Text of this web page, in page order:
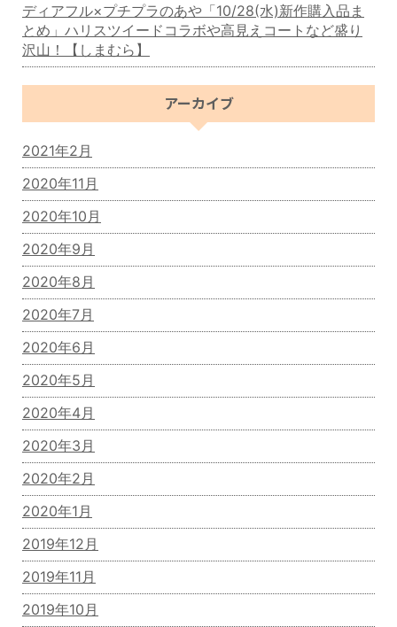
ディアフル×プチプラのあや「10/28(水)新作購入品ま
とめ」ハリスツイードコラボや高見えコートなど盛り
沢山！【しまむら】
アーカイブ
2021年2月
2020年11月
2020年10月
2020年9月
2020年8月
2020年7月
2020年6月
2020年5月
2020年4月
2020年3月
2020年2月
2020年1月
2019年12月
2019年11月
2019年10月